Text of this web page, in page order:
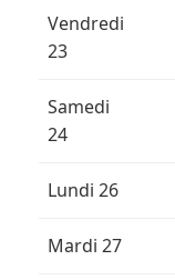
Vendredi
23
Samedi
24
Lundi 26
Mardi 27